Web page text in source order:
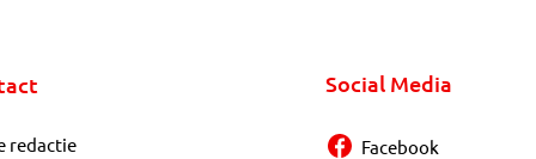
redactie
Social Media
Facebook